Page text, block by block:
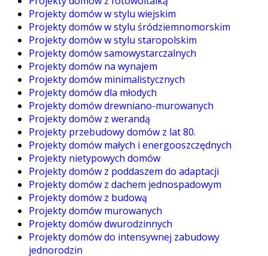
Projekty domów w stylu wiejskim
Projekty domów w stylu śródziemnomorskim
Projekty domów w stylu staropolskim
Projekty domów samowystarczalnych
Projekty domów na wynajem
Projekty domów minimalistycznych
Projekty domów dla młodych
Projekty domów drewniano-murowanych
Projekty domów z werandą
Projekty przebudowy domów z lat 80.
Projekty domów małych i energooszczędnych
Projekty nietypowych domów
Projekty domów z poddaszem do adaptacji
Projekty domów z dachem jednospadowym
Projekty domów z budową
Projekty domów murowanych
Projekty domów dwurodzinnych
Projekty domów do intensywnej zabudowy
jednorodzin